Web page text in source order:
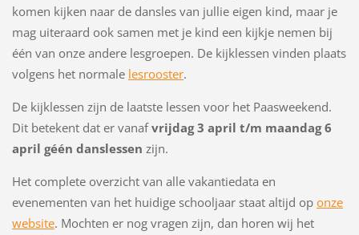
komen kijken naar de dansles van jullie eigen kind, maar je
mag uiteraard ook samen met je kind een kijkje nemen bij
één van onze andere lesgroepen. De kijklessen vinden plaats
volgens het normale lesrooster.
De kijklessen zijn de laatste lessen voor het Paasweekend.
Dit betekent dat er vanafvrijdag 3 april t/m maandag 6
april géén danslessen zijn.
Het complete overzicht van alle vakantiedata en
evenementen van het huidige schooljaar staat altijd op onze
website. Mochten er nog vragen zijn, dan horen wij het